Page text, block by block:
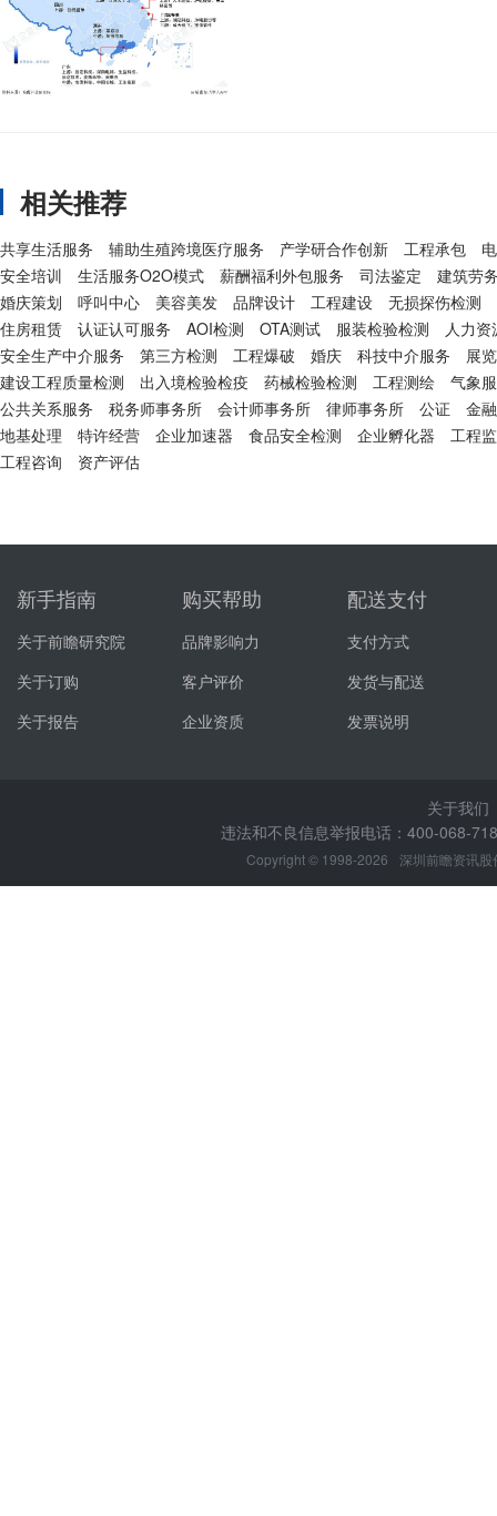
相关推荐
共享生活服务 辅助生殖跨境医疗服务 产学研合作创新 工程承包
安全培训
生活服务O2O模式 薪酬福利外包服务 司法鉴定
建筑劳
婚庆策划
呼叫中心 美容美发 品牌设计 工程建设
无损探伤检测
住房租赁
认证认可服务 AOI检测 OTA测试 服装检验检测
人力
安全生产中介服务
第三方检测 工程爆破 婚庆 科技中介服务
展
建设工程质量检测
出入境检验检疫 药械检验检测 工程测绘
气象
公共关系服务
税务师事务所 会计师事务所 律师事务所 公证
金
地基处理
特许经营 企业加速器 食品安全检测 企业孵化器
工程
工程咨询
资产评估
新手指南
关于前瞻研究院
关于订购
关于报告
购买帮助
品牌影响力
客户评价
企业资质
配送支付
支付方式
发货与配送
发票说明
关于我们
违法和不良信息举报电话：400-068-
Copyright © 1998-2026 深圳前瞻资讯股